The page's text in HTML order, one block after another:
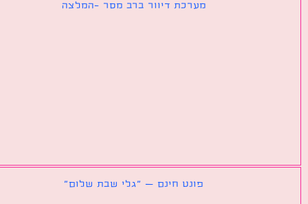
מערכת דיוור ברב מסר -המלצה
פונט חינם – ״גלי שבת שלום״